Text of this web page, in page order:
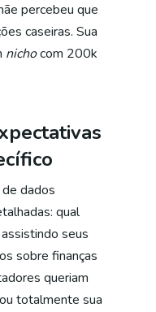
percebeu que
caseiras. Sua
nichocom 200k
dados
qual
seus
sobre finanças
queriam
totalmente sua